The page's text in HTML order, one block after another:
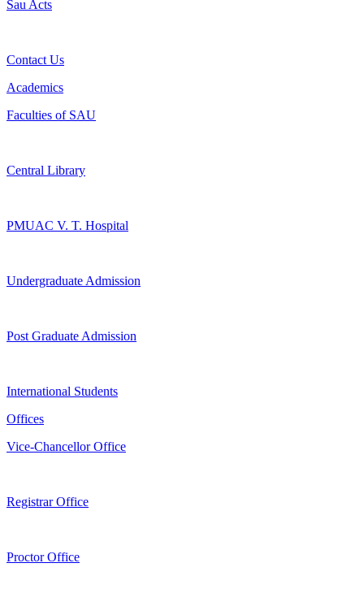
Sau Acts
Contact Us
Academics
Faculties of SAU
Central Library
PMUAC V. T. Hospital
Undergraduate Admission
Post Graduate Admission
International Students
Offices
Vice-Chancellor Office
Registrar Office
Proctor Office